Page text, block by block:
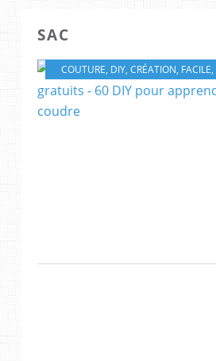
SAC
COUTURE, DIY, CRÉATION, FACILE,